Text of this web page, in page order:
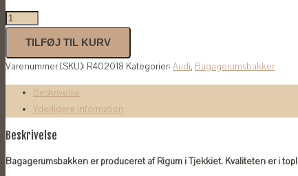
Bagagerumsbakke
A4
Sedan
A5
Sportback
2022
TILFØJ TIL KURV
Varenummer (SKU): R402018 Kategorier: Audi, Bagagerumsbakker
Beskrivelse
Yderligere information
Beskrivelse
Bagagerumsbakken er produceret af Rigum i Tjekkiet. Kvaliteten er i top!